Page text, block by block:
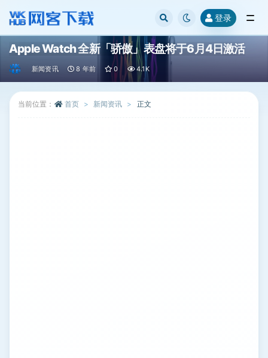
登录
Apple Watch 全新「骄傲」表盘将于6月4日激活
新闻资讯 8 年前 0 4.1K
当前位置： 首页 新闻资讯 正文
全部